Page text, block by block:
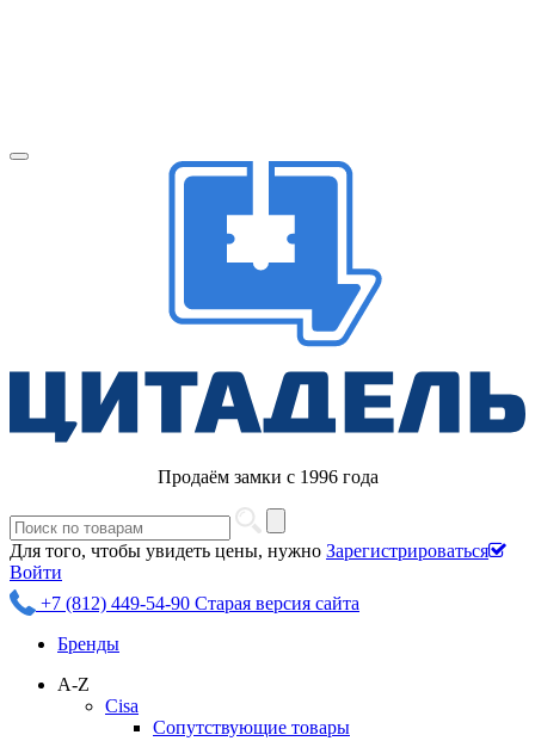
Продаём замки с 1996 года
Для того, чтобы увидеть цены, нужно Зарегистрироваться
Войти
+7 (812) 449-54-90 Старая версия сайта
Бренды
A-Z
Cisa
Сопутствующие товары